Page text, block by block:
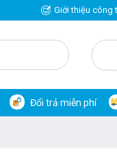
Giới thiệu công
Đổi trả miễn phí